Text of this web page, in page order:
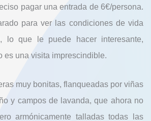
pagar una entrada de 6€/persona.
para ver las condiciones de vida
lo que le puede hacer interesante,
es una visita imprescindible.
muy bonitas, flanqueadas por viñas
y campos de lavanda, que ahora no
armónicamente talladas todas las